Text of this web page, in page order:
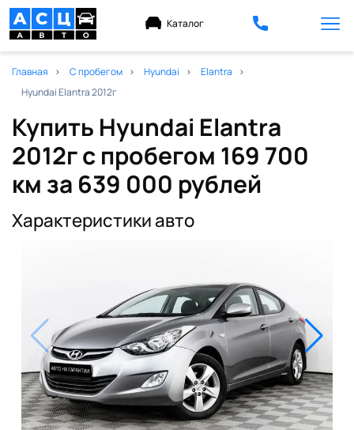
Каталог
Главная С пробегом Hyundai
Elantra
Hyundai Elantra 2012г
Купить Hyundai Elantra
2012г с пробегом 169 700
км за 639 000 рублей
Характеристики авто